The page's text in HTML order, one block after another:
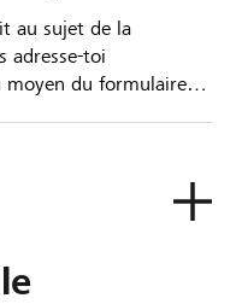
au sujet de la
adresse-toi
moyen du formulaire